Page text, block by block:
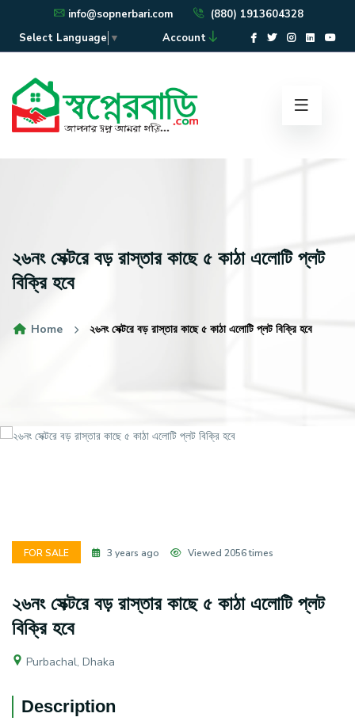
info@sopnerbari.com
(880) 1913604328
Select Language ▼ Account
২৬নং সেক্টরে বড় রাস্তার কাছে ৫ কাঠা এলোটি প্লট
বিক্রি হবে
Home ২৬নং সেক্টরে বড় রাস্তার কাছে ৫ কাঠা এলোটি প্লট বিক্রি হবে
FOR SALE 3 years ago Viewed 2056 times
২৬নং সেক্টরে বড় রাস্তার কাছে ৫ কাঠা এলোটি প্লট
বিক্রি হবে
Purbachal, Dhaka
Description